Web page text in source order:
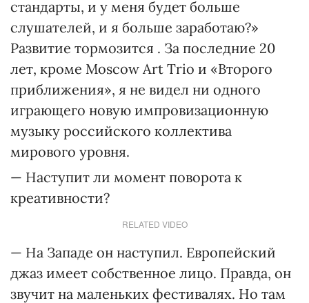
стандарты, и у меня будет больше
слушателей, и я больше заработаю?»
Развитие тормозится . За последние 20
лет, кроме Moscow Art Trio и «Второго
приближения», я не видел ни одного
играющего новую импровизационную
музыку российского коллектива
мирового уровня.
— Наступит ли момент поворота к
креативности?
RELATED VIDEO
— На Западе он наступил. Европейский
джаз имеет собственное лицо. Правда, он
звучит на маленьких фестивалях. Но там